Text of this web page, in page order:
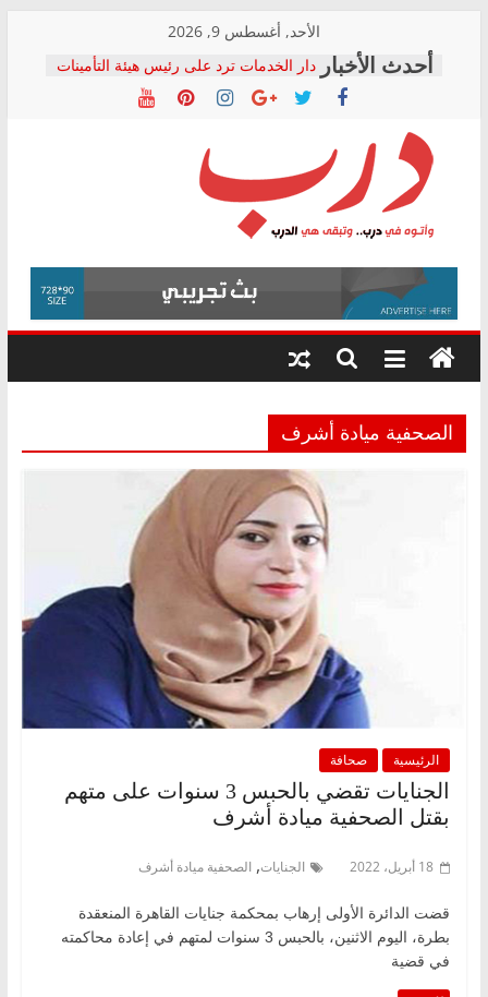
content
الأحد, أغسطس 9, 2026
دار الخدمات ترد على رئيس هيئة التأمينات
بعد مؤتمره الصحفي: إنكار الأزمة لا ينهي
معاناة أصحاب المعاشات.. ونطالب بكشف
فرحات سليمان يكتب: القطاع الصحي إلى
أين؟
حزب التحالف الشعبي يطلق لجنة “الحق
في الصحة” بالإسكندرية لرصد الانتهاكات
ودعم المرضى
الوزاري لمدينة الصحفيين.. وانتهاء أعمال
إنشاء المبنى الإداري
المجلس القومي لحقوق الإنسان يعلن
متابعة قضية الدكتور محمد زهران.. ويؤكد:
قرينة البراءة وضمانات المحاكمة العادلة
درب
وأتوه
درب..
وتبقى
هي
الصحفية ميادة أشرف
الرئيسية صحافة
الجنايات تقضي بالحبس 3 سنوات على متهم
بقتل الصحفية ميادة أشرف
18 أبريل، 2022 الجنايات, الصحفية ميادة أشرف
قضت الدائرة الأولى إرهاب بمحكمة جنايات القاهرة المنعقدة
بطرة، اليوم الاثنين، بالحبس 3 سنوات لمتهم في إعادة محاكمته
في قضية